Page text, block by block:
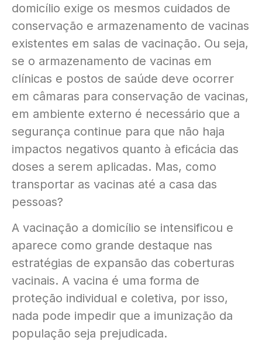
domicílio exige os mesmos cuidados de
conservação e armazenamento de vacinas
existentes em salas de vacinação. Ou seja,
se o armazenamento de vacinas em
clínicas e postos de saúde deve ocorrer
em câmaras para conservação de vacinas,
em ambiente externo é necessário que a
segurança continue para que não haja
impactos negativos quanto à eficácia das
doses a serem aplicadas. Mas, como
transportar as vacinas até a casa das
pessoas?
A vacinação a domicílio se intensificou e
aparece como grande destaque nas
estratégias de expansão das coberturas
vacinais. A vacina é uma forma de
proteção individual e coletiva, por isso,
nada pode impedir que a imunização da
população seja prejudicada.